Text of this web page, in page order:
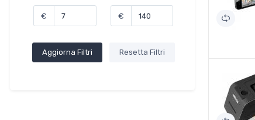
€ €
Aggiorna Filtri Resetta Filtri